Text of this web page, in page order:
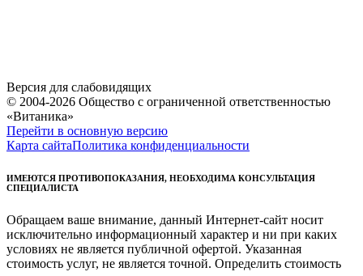
Версия для слабовидящих
© 2004-2026 Общество с ограниченной ответственностью
«Витаника»
Перейти в основную версию
Карта сайтаПолитика конфиденциальности
ИМЕЮТСЯ ПРОТИВОПОКАЗАНИЯ, НЕОБХОДИМА КОНСУЛЬТАЦИЯ
СПЕЦИАЛИСТА
Обращаем ваше внимание, данный Интернет-сайт носит
исключительно информационный характер и ни при каких
условиях не является публичной офертой. Указанная
стоимость услуг, не является точной. Определить стоимость